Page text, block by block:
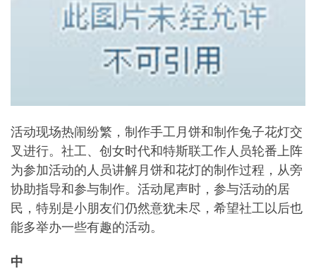
活动现场热闹纷繁，制作手工月饼和制作兔子花灯交
叉进行。社工、创女时代和特斯联工作人员轮番上阵
为参加活动的人员讲解月饼和花灯的制作过程，从旁
协助指导和参与制作。活动尾声时，参与活动的居
民，特别是小朋友们仍然意犹未尽，希望社工以后也
能多举办一些有趣的活动。
中